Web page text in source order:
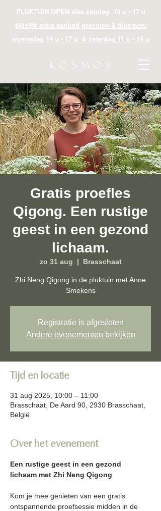
PLUKTUIN OPEN elke zondag 14 u - 17 u
tijdelijk extra aanbod groenten & bloemen:
woensdag 14 u - 17 u & zaterdag 11 u - 14 u
Gratis proefles
Qigong. Een rustige
geest in een gezond
lichaam.
zo 31 aug
  |
Brasschaat
Zhi Neng Qigong in de pluktuin met Anne
Smekens
Registratie is afgesloten
Andere evenementen bekijken
Tijd en locatie
31 aug 2025, 10:00 – 11:00
Brasschaat, De Aard 90, 2930 Brasschaat,
België
Over het evenement
Een rustige geest in een gezond
lichaam met Zhi Neng Qigong
Kom je mee genieten van een gratis
ontspannende proefsessie midden in de